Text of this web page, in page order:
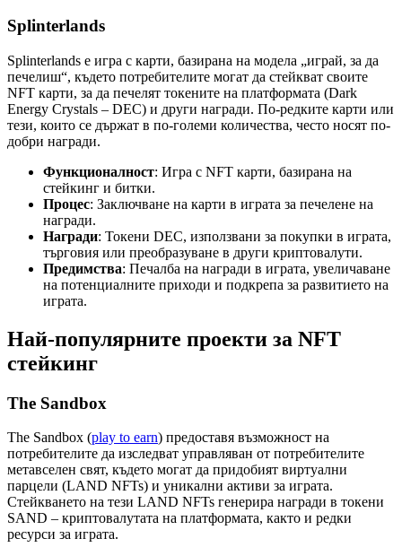
Splinterlands
Splinterlands е игра с карти, базирана на модела „играй, за да
печелиш“, където потребителите могат да стейкват своите
NFT карти, за да печелят токените на платформата (Dark
Energy Crystals – DEC) и други награди. По-редките карти или
тези, които се държат в по-големи количества, често носят по-
добри награди.
Функционалност: Игра с NFT карти, базирана на
стейкинг и битки.
Процес: Заключване на карти в играта за печелене на
награди.
Награди: Токени DEC, използвани за покупки в играта,
търговия или преобразуване в други криптовалути.
Предимства: Печалба на награди в играта, увеличаване
на потенциалните приходи и подкрепа за развитието на
играта.
Най-популярните проекти за NFT
стейкинг
The Sandbox
The Sandbox (play to earn) предоставя възможност на
потребителите да изследват управляван от потребителите
метавселен свят, където могат да придобият виртуални
парцели (LAND NFTs) и уникални активи за играта.
Стейкването на тези LAND NFTs генерира награди в токени
SAND – криптовалутата на платформата, както и редки
ресурси за играта.